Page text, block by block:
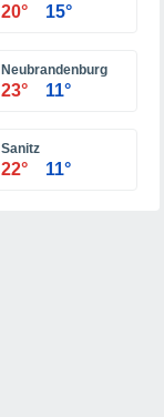
20° 15°
Neubrandenburg
23° 11°
Sanitz
22° 11°